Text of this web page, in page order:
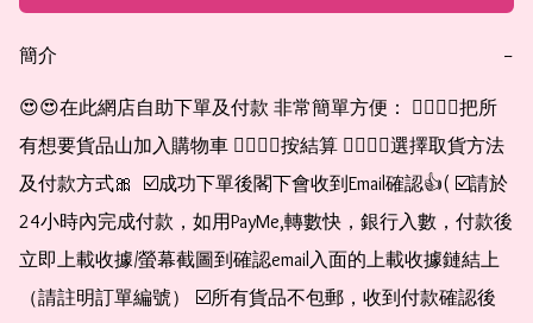
簡介 −
😍😍在此網店自助下單及付款 非常簡單方便： 👉🏻👉🏻把所
有想要貨品山加入購物車 👉🏻👉🏻按結算 👉🏻👉🏻選擇取貨方法
及付款方式🎀  ☑️成功下單後閣下會收到Email確認👍( ☑️請於
24小時內完成付款，如用PayMe,轉數快，銀行入數，付款後
立即上載收據/螢幕截圖到確認email入面的上載收據鏈結上
（請註明訂單編號） ☑️所有貨品不包郵，收到付款確認後